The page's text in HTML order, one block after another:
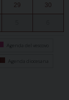
29 30
Agenda del vescovo
Agenda diocesana